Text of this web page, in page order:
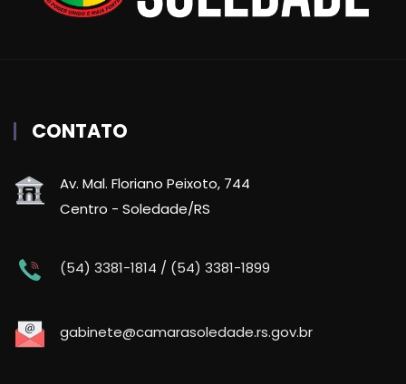
CONTATO
Av. Mal. Floriano Peixoto, 744
Centro - Soledade/RS
(54) 3381-1814 / (54) 3381-1899
gabinete@camarasoledade.rs.gov.br